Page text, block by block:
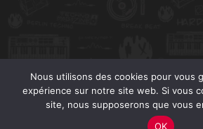
Nous utilisons des cookies pour vous
expérience sur notre site web. Si vous
site, nous supposerons que vous
OK